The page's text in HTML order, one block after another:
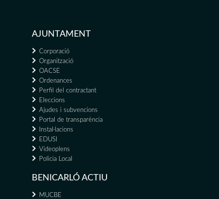
AJUNTAMENT
Corporació
Organització
OACSE
Ordenances
Perfil del contractant
Eleccions
Ajudes i subvencions
Portal de transparència
Instal·lacions
EDUSI
Videoplens
Policia Local
BENICARLÓ ACTIU
MUCBE